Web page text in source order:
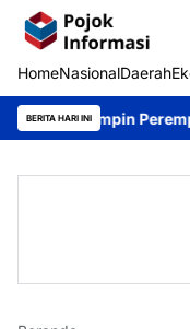
HomeNasionalDaerah
BERITA HARI INI
Perempuan